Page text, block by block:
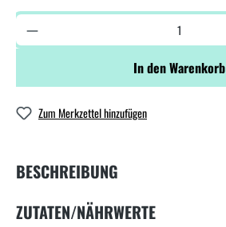
In den Warenkorb
Zum Merkzettel hinzufügen
BESCHREIBUNG
ZUTATEN/NÄHRWERTE